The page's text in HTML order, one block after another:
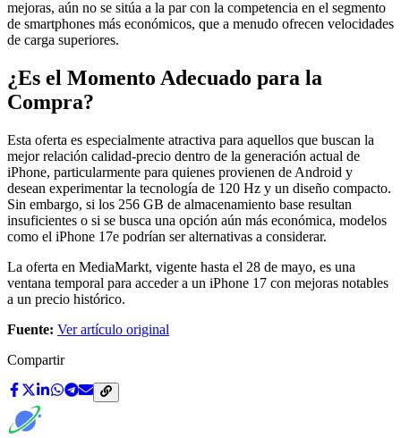
mejoras, aún no se sitúa a la par con la competencia en el segmento
de smartphones más económicos, que a menudo ofrecen velocidades
de carga superiores.
¿Es el Momento Adecuado para la
Compra?
Esta oferta es especialmente atractiva para aquellos que buscan la
mejor relación calidad-precio dentro de la generación actual de
iPhone, particularmente para quienes provienen de Android y
desean experimentar la tecnología de 120 Hz y un diseño compacto.
Sin embargo, si los 256 GB de almacenamiento base resultan
insuficientes o si se busca una opción aún más económica, modelos
como el iPhone 17e podrían ser alternativas a considerar.
La oferta en MediaMarkt, vigente hasta el 28 de mayo, es una
ventana temporal para acceder a un iPhone 17 con mejoras notables
a un precio histórico.
Fuente: Ver artículo original
Compartir